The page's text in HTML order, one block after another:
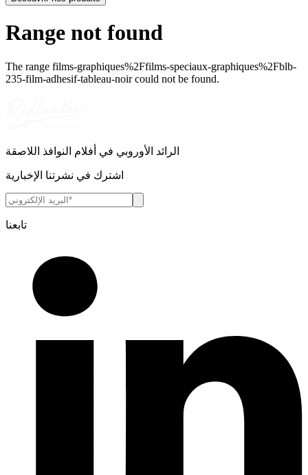
Range not found
The range films-graphiques%2Ffilms-speciaux-graphiques%2Fblb-
235-film-adhesif-tableau-noircould not be found.
الرائد الأوروبي في أفلام النوافذ اللاصقة
اشترك في نشرتنا الإخبارية
تابعنا